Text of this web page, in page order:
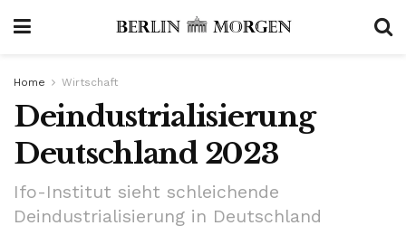
Home Wirtschaft
Deindustrialisierung
Deutschland 2023
Ifo-Institut sieht schleichende
Deindustrialisierung in Deutschland